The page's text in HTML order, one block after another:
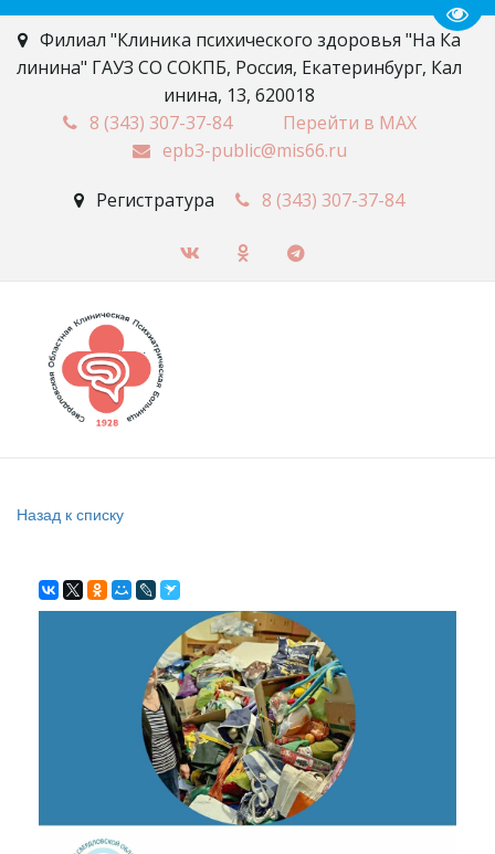
Филиал "Клиника психического здоровья "На Ка
линина" ГАУЗ СО СОКПБ, Россия, Екатеринбург, Кал
инина, 13, 620018
8 (343) 307-37-84
Перейти в MAX
epb3-public@mis66.ru
Регистратура 8 (343) 307-37-84
Назад к списку